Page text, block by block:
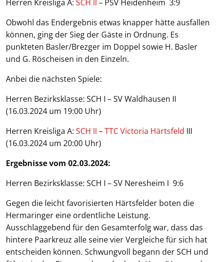
Herren Kreisliga A: SCH II
– PSV Heidenheim 3:9
Obwohl das Endergebnis etwas knapper hätte ausfallen
können, ging der Sieg der Gäste in Ordnung. Es
punkteten Basler/Brezger im Doppel sowie H. Basler
und G. Röscheisen in den Einzeln.
Anbei die nächsten Spiele:
Herren Bezirksklasse: SCH I – SV Waldhausen II
(16.03.2024 um 19:00 Uhr)
Herren Kreisliga A: SCH II –TTC Victoria Härtsfeld III
(16.03.2024 um 20:00 Uhr)
Ergebnisse vom 02.03.2024:
Herren Bezirksklasse: SCH I – SV Neresheim I 9:6
Gegen die leicht favorisierten Härtsfelder boten die
Hermaringer eine ordentliche Leistung.
Ausschlaggebend für den Gesamterfolg war, dass das
hintere Paarkreuz alle seine vier Vergleiche für sich hat
entscheiden können. Schwungvoll begann der SCH und